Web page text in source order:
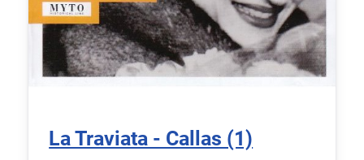
La Traviata - Callas (1)